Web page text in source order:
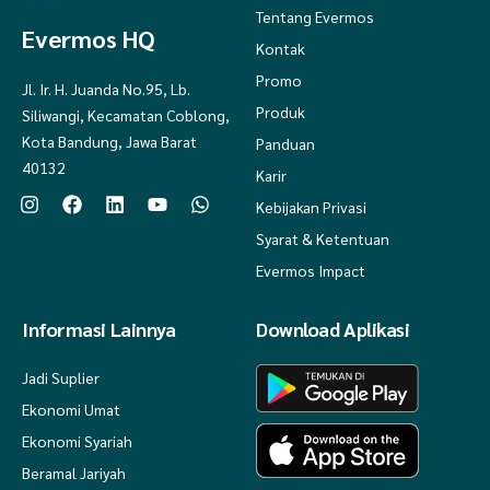
Evermos HQ
Jl. Ir. H. Juanda No.95, Lb.
Siliwangi, Kecamatan Coblong,
Kota Bandung, Jawa Barat
40132
Tentang Evermos
Kontak
Promo
Produk
Panduan
Karir
Kebijakan Privasi
Syarat & Ketentuan
Evermos Impact
Informasi Lainnya
Jadi Suplier
Ekonomi Umat
Ekonomi Syariah
Beramal Jariyah
Download Aplikasi